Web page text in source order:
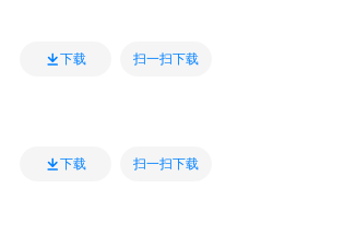
下载 扫一扫下载
下载 扫一扫下载